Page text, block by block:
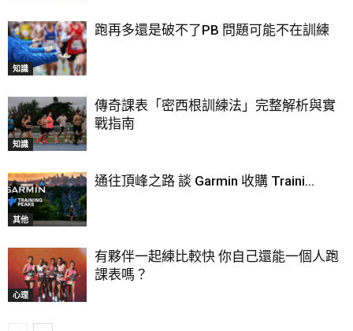
知識
跑再多還是破不了PB 問題可能不在訓練
知識
傳奇課表「密西根訓練法」完整解析與實
戰指南
其他
通往頂峰之路 談 Garmin 收購 Traini...
心理
有夥伴一起練比較快 你自己還能一個人跑
課表嗎？